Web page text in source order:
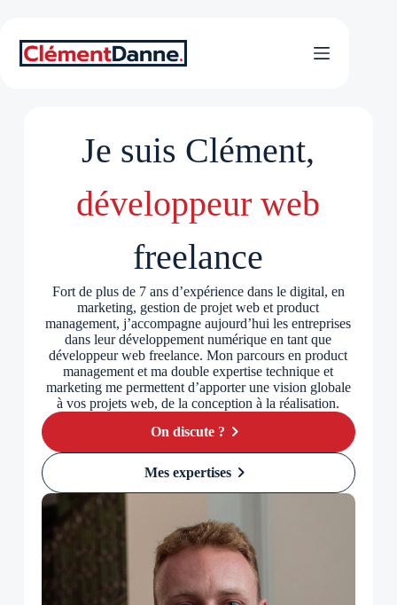
contenu
Je suis Clément,
développeur web
freelance
Fort de plus de 7 ans d’expérience dans le digital, en
marketing, gestion de projet web et product
management, j’accompagne aujourd’hui les entreprises
dans leur développement numérique en tant que
développeur web freelance. Mon parcours en product
management et ma double expertise technique et
marketing me permettent d’apporter une vision globale
à vos projets web, de la conception à la réalisation.
On discute ? chevron_right
Mes expertiseschevron_right